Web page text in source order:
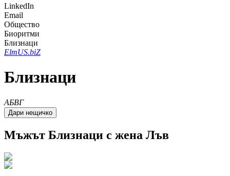
LinkedIn
Email
Общество
Биоритми
Близнаци
ElmUS.biZ
Близнаци
AБВГ
Мъжът Близнаци с жена Лъв